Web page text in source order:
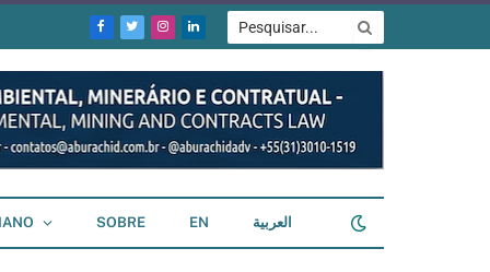
Facebook
TwitterInstagram
LinkedIn
SOBRE EN العربية